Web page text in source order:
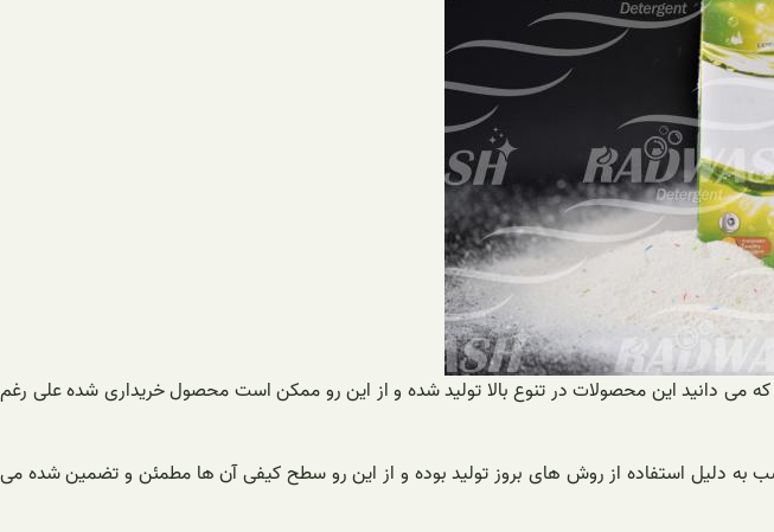
می دانید این محصولات در تنوع بالا تولید شده و از این رو ممکن است محصول خریداری شده علی رغم
به دلیل استفاده از روش های بروز تولید بوده و از این رو سطح کیفی آن ها مطمئن و تضمین شده‌ می